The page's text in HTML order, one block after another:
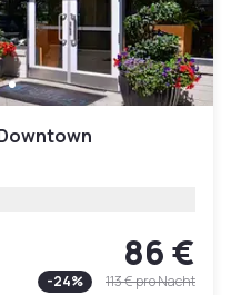
86 €
-24% 113 €pro Nacht